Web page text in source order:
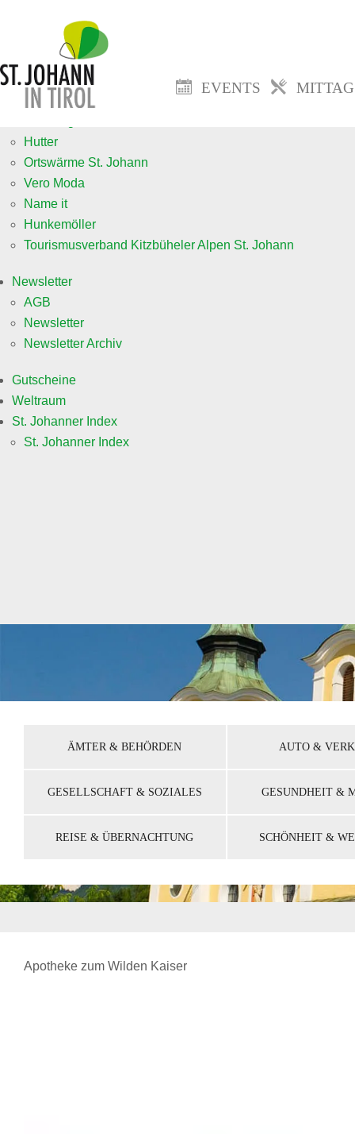
EVENTS
Veranstaltung anmelden neu
Mittagsmenü
Jobs
Hutter
Ortswärme St. Johann
Vero Moda
Name it
Hunkemöller
Tourismusverband Kitzbüheler Alpen St. Johann
Newsletter
AGB
Newsletter
Newsletter Archiv
Gutscheine
Weltraum
St. Johanner Index
St. Johanner Index
ÄMTER & BEHÖRDEN AUTO &
GESELLSCHAFT & SOZIALES GESUNDHEIT &
REISE & ÜBERNACHTUNG SCHÖNHEIT &
Apotheke zum Wilden Kaiser